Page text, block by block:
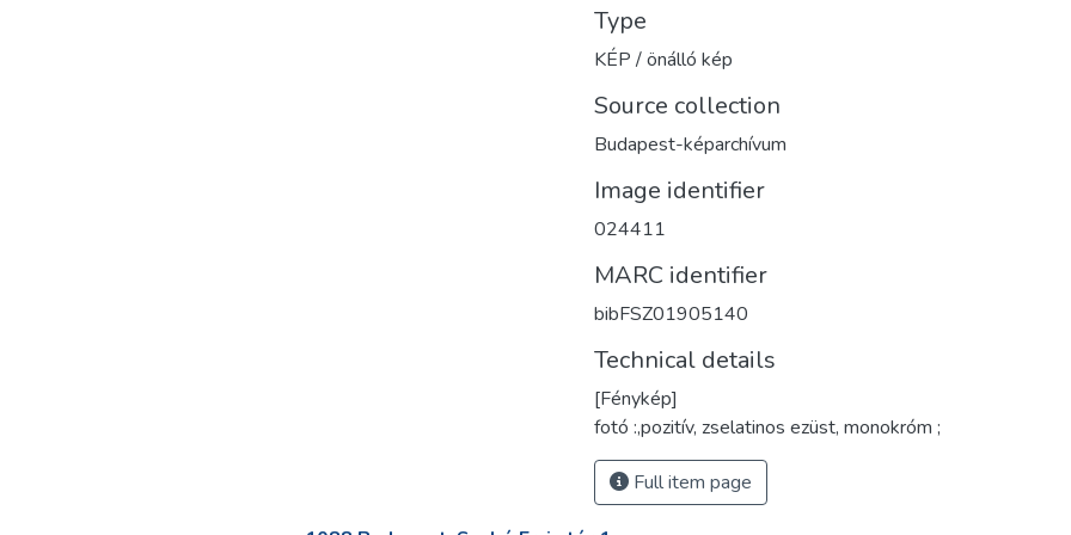
Type
KÉP / önálló kép
Source collection
Budapest-képarchívum
Image identifier
024411
MARC identifier
bibFSZ01905140
Technical details
[Fénykép]
fotó :,pozitív, zselatinos ezüst, monokróm ;
Full item page